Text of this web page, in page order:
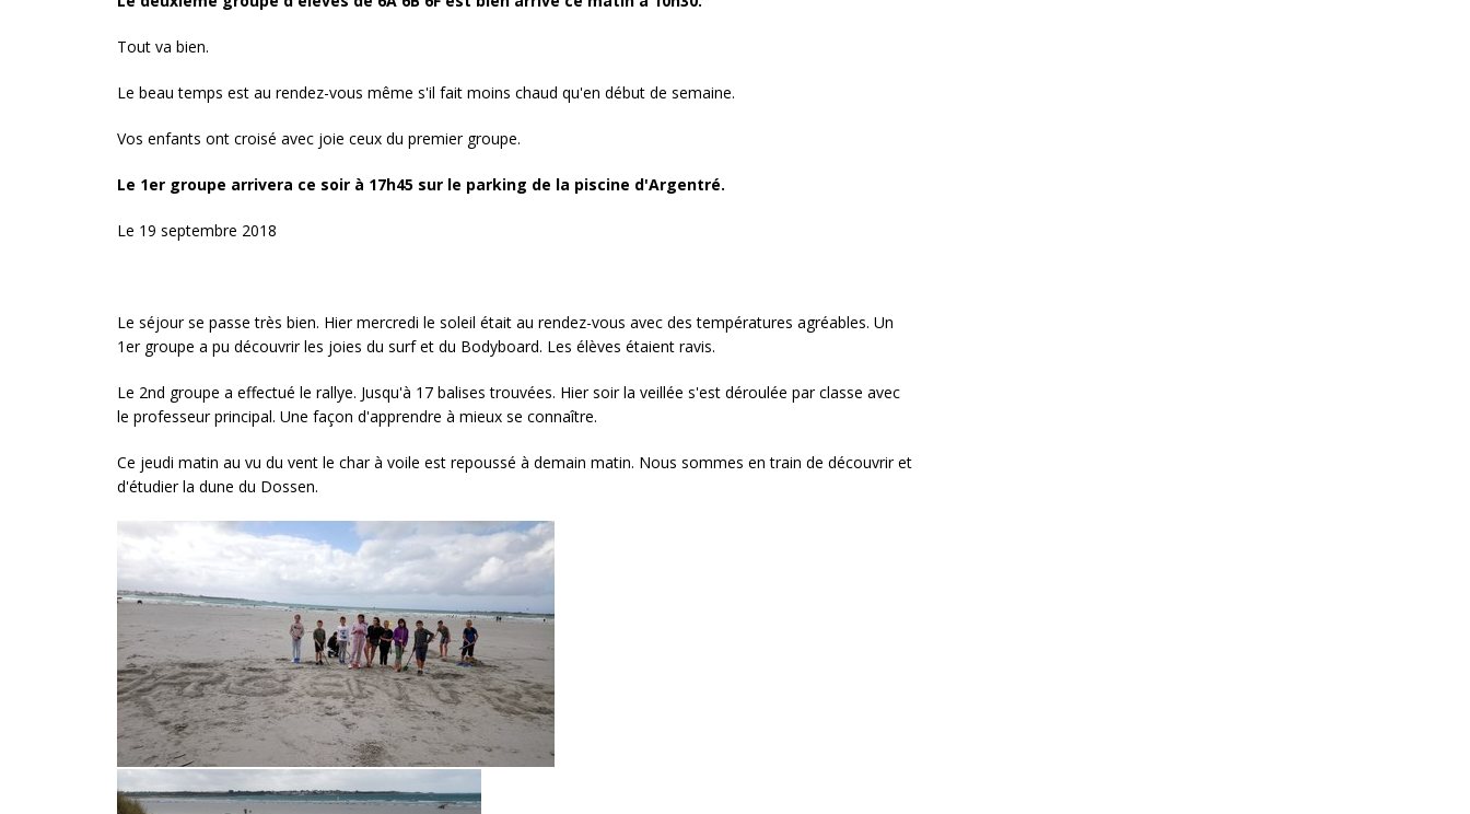
Tout va bien.
Le beau temps est au rendez-vous même s'il fait moins chaud qu'en début de semaine.
Vos enfants ont croisé avec joie ceux du premier groupe.
Le 1er groupe arrivera ce soir à 17h45 sur le parking de la piscine d'Argentré.
Le 19 septembre 2018
Le séjour se passe très bien. Hier mercredi le soleil était au rendez-vous avec des températures agréables. Un
1er groupe a pu découvrir les joies du surf et du Bodyboard. Les élèves étaient ravis.
Le 2nd groupe a effectué le rallye. Jusqu'à 17 balises trouvées. Hier soir la veillée s'est déroulée par classe avec
le professeur principal. Une façon d'apprendre à mieux se connaître.
Ce jeudi matin au vu du vent le char à voile est repoussé à demain matin. Nous sommes en train de découvrir et
d'étudier la dune du Dossen.